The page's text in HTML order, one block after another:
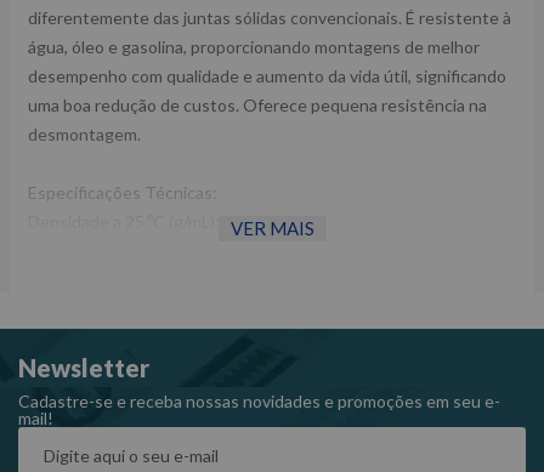
diferentemente das juntas sólidas convencionais. É resistente à
água, óleo e gasolina, proporcionando montagens de melhor
desempenho com qualidade e aumento da vida útil, significando
uma boa redução de custos. Oferece pequena resistência na
desmontagem.
Especificações Técnicas:
Densidade a 25 ºC (g/mL): 1,38 à 1,41;
Dimensões da Embalagem CxLxA (mm): 190x30x40
Peso: 0,5Kg
Ref: 69957367098
VER MAIS
Newsletter
Cadastre-se e receba nossas novidades e promoções em seu e-
mail!